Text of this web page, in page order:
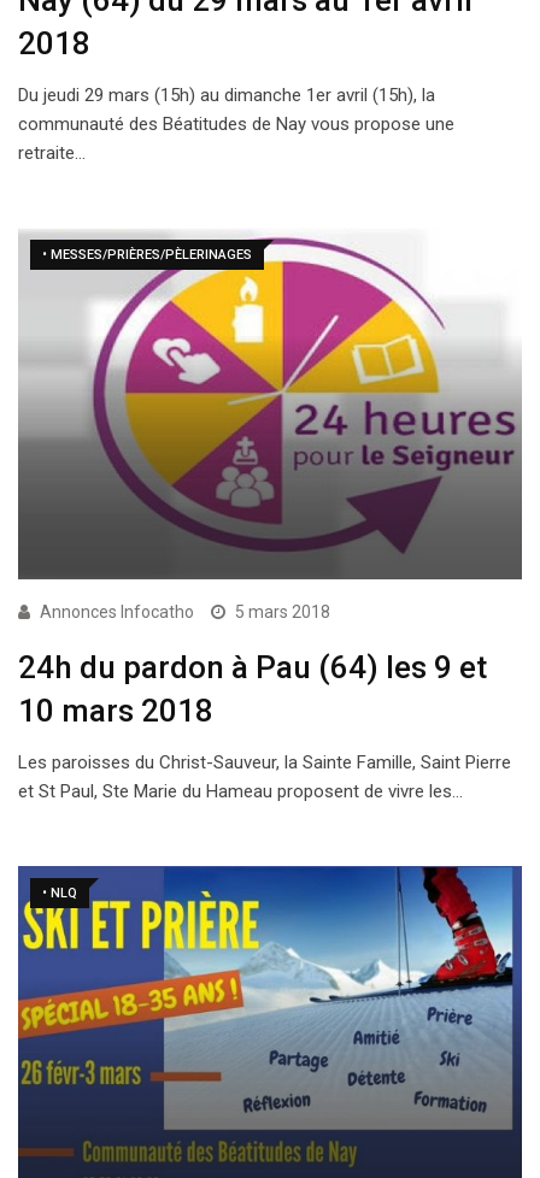
2018
Du jeudi 29 mars (15h) au dimanche 1er avril (15h), la
communauté des Béatitudes de Nay vous propose une
retraite…
• MESSES/PRIÈRES/PÈLERINAGES
Annonces Infocatho 5 mars 2018
24h du pardon à Pau (64) les 9 et
10 mars 2018
Les paroisses du Christ-Sauveur, la Sainte Famille, Saint Pierre
et St Paul, Ste Marie du Hameau proposent de vivre les…
• NLQ